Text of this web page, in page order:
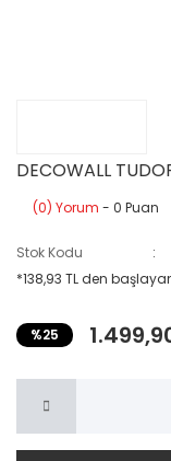
DECOWALL
(0) Yorum - 0 Puan
Stok Kodu
*138,93 TL den
%25